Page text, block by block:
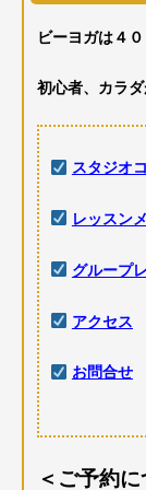
ビーヨガは４
初心者、カラ
スタジオ
レッスン
グループ
アクセス
お問合せ
＜ご予約に